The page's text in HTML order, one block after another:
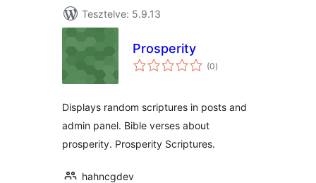
Tesztelve: 5.9.13
Prosperity
(0értékelés
összesen
)
Displays random scriptures in posts and
admin panel. Bible verses about
prosperity. Prosperity Scriptures.
hahncgdev